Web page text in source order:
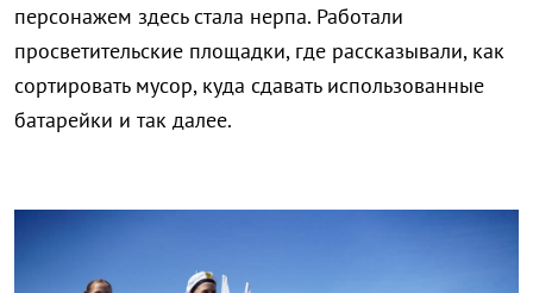
персонажем здесь стала нерпа. Работали
просветительские площадки, где рассказывали, как
сортировать мусор, куда сдавать использованные
батарейки и так далее.